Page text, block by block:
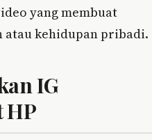
yang membuat
atau kehidupan pribadi.
IG
HP